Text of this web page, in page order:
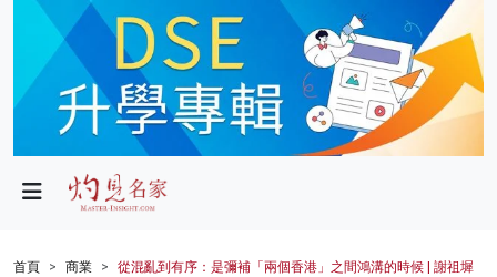
政局
財經
首頁 商業 從混亂到有序：是彌補「兩個香港」之間鴻溝的時候 | 謝祖墀